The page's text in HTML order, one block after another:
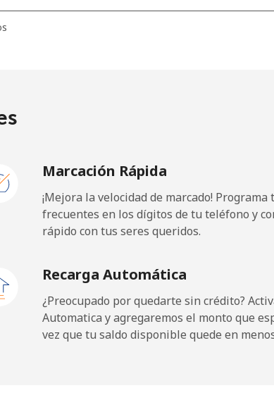
14 min por ⁦$5⁩Marcación Rápida
¡Mejora la velocidad de marcado! Programa
frecuentes en los dígitos de tu teléfono y
rápido con tus seres queridos.
Recarga Automática
¿Preocupado por quedarte sin crédito?
Automatica y agregaremos el monto que
vez que tu saldo disponible quede en